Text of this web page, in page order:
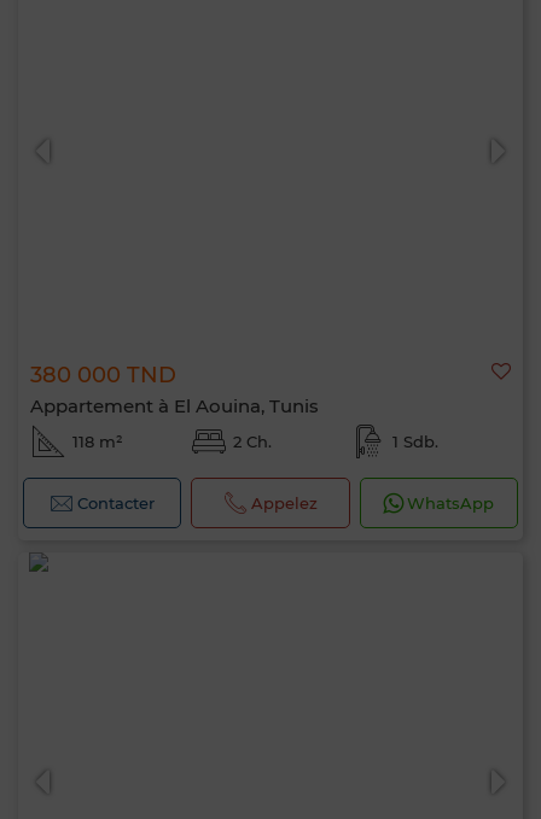
380 000 TND
Appartement à El Aouina, Tunis
118 m² 2 Ch. 1 Sdb.
Contacter Appelez WhatsApp